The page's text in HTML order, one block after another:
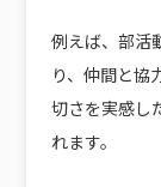
例えば、部活
り、仲間と協
切さを実感し
れます。